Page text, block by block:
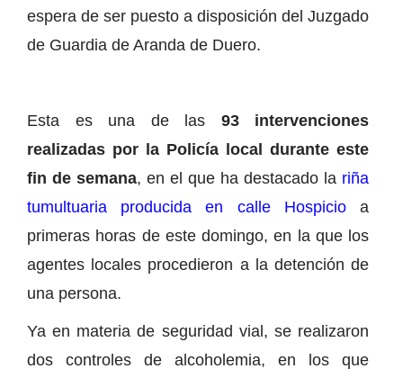
espera de ser puesto a disposición del Juzgado
de Guardia de Aranda de Duero.
Esta es una de las 93 intervenciones
realizadas por la Policía local durante este
fin de semana, en el que ha destacado la riña
tumultuaria producida en calle Hospicio a
primeras horas de este domingo, en la que los
agentes locales procedieron a la detención de
una persona.
Ya en materia de seguridad vial, se realizaron
dos controles de alcoholemia, en los que